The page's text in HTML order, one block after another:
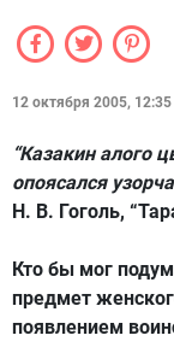
12 октября 2005, 12:35
“Казакин алого
опоясался
Н. В. Гоголь,
Кто бы мог
предмет
появлением